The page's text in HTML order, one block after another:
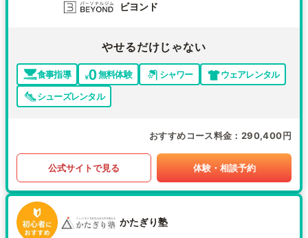
ビヨンド
やせるだけじゃない
食事指導 無料体験 シャワー
ウェアレンタル
シューズレンタル
おすすめコース料金 290,400円
公式サイトで見る 体験・相談予約
かたぎり塾